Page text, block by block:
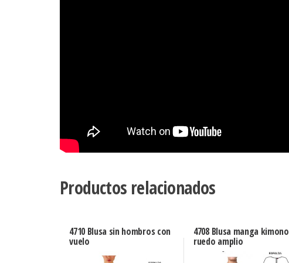
Productos relacionados
4710 Blusa sin hombros con
vuelo
4708 Blusa manga kimono
ruedo amplio